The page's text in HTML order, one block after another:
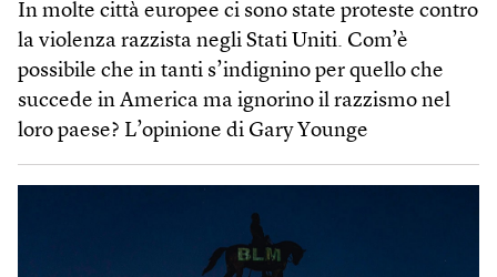
In molte città europee ci sono state proteste contro
la violenza razzista negli Stati Uniti. Com’è
possibile che in tanti s’indignino per quello che
succede in America ma ignorino il razzismo nel
loro paese? L’opinione di Gary Younge